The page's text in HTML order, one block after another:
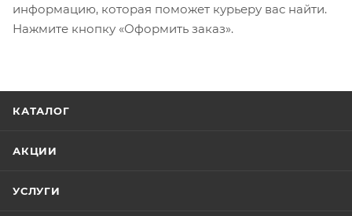
информацию, которая поможет курьеру вас найти.
Нажмите кнопку «Оформить заказ».
КАТАЛОГ
АКЦИИ
УСЛУГИ